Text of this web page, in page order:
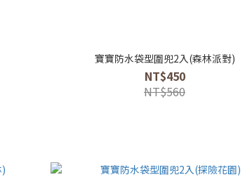
寶寶防水袋型圍兜2入(森林派對)
NT$450
NT$560